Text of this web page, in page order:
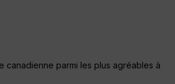
canadienne parmi les plus agréables à